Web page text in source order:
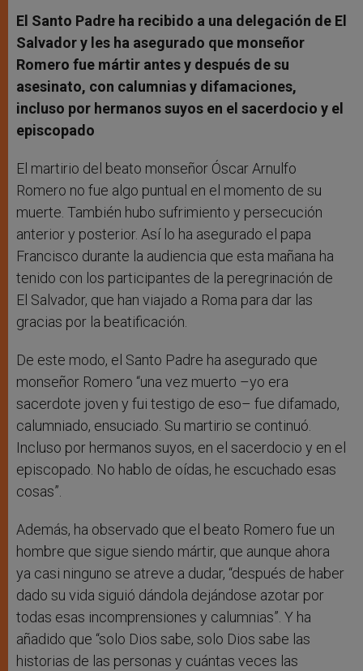
El Santo Padre ha recibido a una delegación de El
Salvador y les ha asegurado que monseñor
Romero fue mártir antes y después de su
asesinato, con calumnias y difamaciones,
incluso por hermanos suyos en el sacerdocio y el
episcopado
El martirio del beato monseñor Óscar Arnulfo
Romero no fue algo puntual en el momento de su
muerte. También hubo sufrimiento y persecución
anterior y posterior. Así lo ha asegurado el papa
Francisco durante la audiencia que esta mañana ha
tenido con los participantes de la peregrinación de
El Salvador, que han viajado a Roma para dar las
gracias por la beatificación.
De este modo, el Santo Padre ha asegurado que
monseñor Romero “una vez muerto –yo era
sacerdote joven y fui testigo de eso– fue difamado,
calumniado, ensuciado. Su martirio se continuó.
Incluso por hermanos suyos, en el sacerdocio y en el
episcopado. No hablo de oídas, he escuchado esas
cosas”.
Además, ha observado que el beato Romero fue un
hombre que sigue siendo mártir, que aunque ahora
ya casi ninguno se atreve a dudar, “después de haber
dado su vida siguió dándola dejándose azotar por
todas esas incomprensiones y calumnias”. Y ha
añadido que “solo Dios sabe, solo Dios sabe las
historias de las personas y cuántas veces las